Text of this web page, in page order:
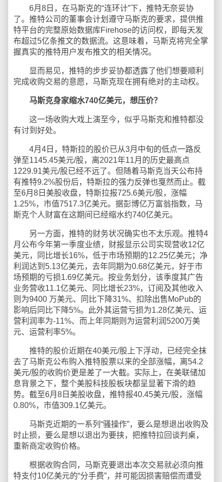
6月8日，在马斯克的“连环计”下，推特无奈妥协
了。推特公司的董事会计划遵守马斯克的要求，提供推
特平台的完整原始数据库Firehose的访问权，即每天发
布超过5亿条推文的数据流。这意味着，马斯克将完全掌
握真实的推特用户发布推文的相关情况。
显而易见，推特的步步妥协都透露了他们想要顺利
完成收购交易的意愿，马斯克现在拥有绝对的主动权。
马斯克身家缩水740亿美元，想压价？
这一场收购大戏上演至今，似乎马斯克和推特都没
有讨到好处。
4月4日，特斯拉的股价已从3月中旬的低点一路反
弹至1145.45美元/股，离2021年11月的历史最高点
1229.91美元/股已经不远了。但随着马斯克当天公布持
有推特9.2%股份后，特斯拉的强力反弹也戛然而止。截
至6月8日美股收盘，特斯拉报725.6美元/股，涨幅
1.25%，市值7517.3亿美元。据彭博亿万富翁指数，马
斯克个人财富在这期间已经缩水约740亿美元。
另一方面，推特的财务状况确实也不太乐观。推特4
月公布今年第一季度业绩，财报显示公司实现营收12亿
美元，同比增长16%，低于市场预期的12.25亿美元；净
利润达到5.13亿美元，去年同期为0.68亿美元，好于市
场预期的亏损1.69亿美元。按业务划分，该季度其广告
业务营收11.1亿美元、同比增长23%，订阅及其他收入
则为9400 万美元、同比下降31%、扣除出售MoPub的
影响后同比下降5%。此外其运营亏损为1.28亿美元、运
营利润率为-11%、而上年同期则为运营利润5200万美
元、运营利率5%。
推特的股价近期在40美元/股上下浮动，已经完全抹
去了马斯克公布购入推特股票以来的全部涨幅，离54.2
美元/股的收购价更是差了一大截。实际上，在美联储加
息背景之下，整个美股科技股板块都呈显著下滑的趋
势。截至6月8日美股收盘，推特报40.45美元/股，涨幅
0.80%，市值309.1亿美元。
马斯克近期的一系列“骚操作”，要么是想退出收购及
时止损，要么是想以退出为要挟，把推特拉回谈判桌，
重新商定收购价格。
根据收购合同，马斯克要退出本次交易就必须向推
特支付10亿美元的“分手费”，并可能因损害赔偿而遭受